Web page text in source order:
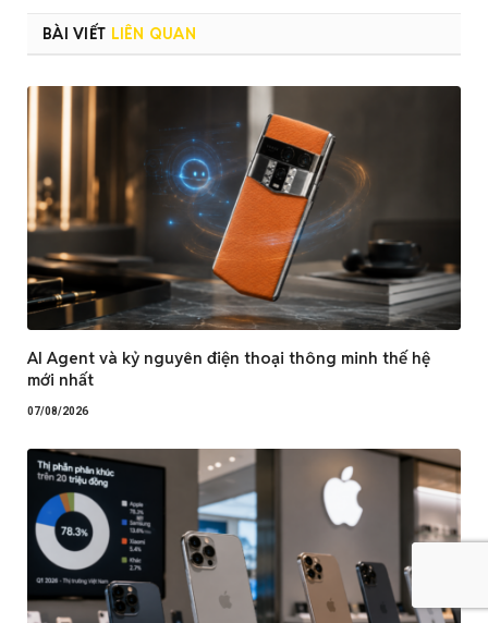
BÀI VIẾT LIÊN QUAN
AI Agent và kỷ nguyên điện thoại thông minh thế hệ
mới nhất
07/08/2026